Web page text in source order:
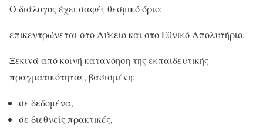
Ο διάλογος έχει σαφές θεσμικό όριο:
επικεντρώνεται στο Λύκειο και στο Εθνικό Απολυτήριο.
Ξεκινά από κοινή κατανόηση της εκπαιδευτικής
πραγματικότητας, βασισμένη:
σε δεδομένα,
σε διεθνείς πρακτικές,